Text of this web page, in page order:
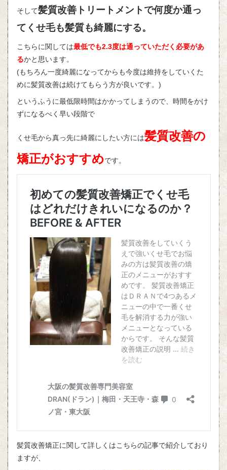
そして髪質改善トリートメントで何度か通っ
てくせ毛も髪質も綺麗にする。
こちらに関しては最低でも2.3度は通っていただく必要があ
るかと思います。
(もちろん一度綺麗になってからも今度は維持をしていくた
めに髪質改善は続けてもらう方が良いです。)
というふうに最低限時間はかかってしまうので、時間をかけ
ずになるべく早い段階で
くせ毛から真っ先に綺麗にしたい方には髪質改善の
矯正がおすすめです。
髪質改善矯正に関して詳しくはこちらの記事で紹介しており
ますが、